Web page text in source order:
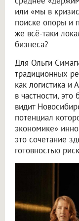
или «мы в
поиске опоры и
же всё-таки
бизнеса?
Для Ольги
традиционных
как логистика и
в частности,
видит
потенциал
экономике»
это сочетание
готовностью